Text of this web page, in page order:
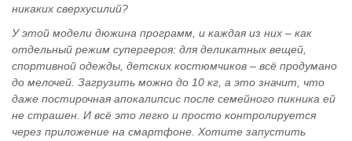
никаких сверхусилий?
У этой модели дюжина программ, и каждая из них – как
отдельный режим супергероя: для деликатных вещей,
спортивной одежды, детских костюмчиков – всё продумано
до мелочей. Загрузить можно до 10 кг, а это значит, что
даже постирочная апокалипсис после семейного пикника ей
не страшен. И всё это легко и просто контролируется
через приложение на смартфоне. Хотите запустить